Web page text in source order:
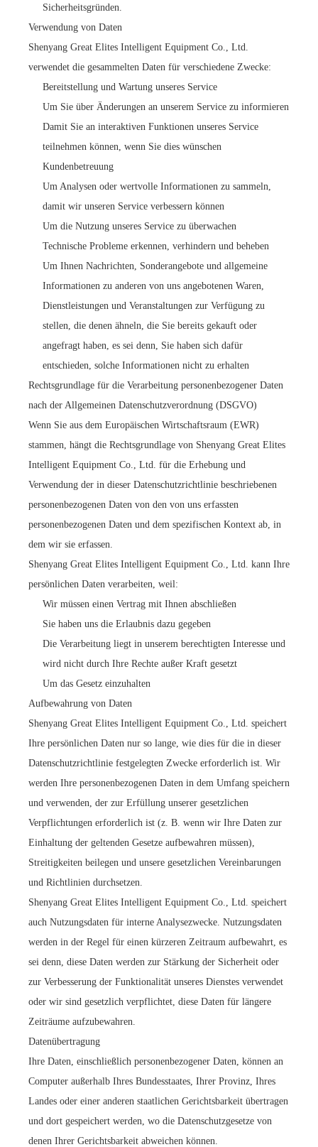
Sicherheitsgründen.
Verwendung von Daten
Shenyang Great Elites Intelligent Equipment Co., Ltd.
verwendet die gesammelten Daten für verschiedene Zwecke:
Bereitstellung und Wartung unseres Service
Um Sie über Änderungen an unserem Service zu informieren
Damit Sie an interaktiven Funktionen unseres Service
teilnehmen können, wenn Sie dies wünschen
Kundenbetreuung
Um Analysen oder wertvolle Informationen zu sammeln,
damit wir unseren Service verbessern können
Um die Nutzung unseres Service zu überwachen
Technische Probleme erkennen, verhindern und beheben
Um Ihnen Nachrichten, Sonderangebote und allgemeine
Informationen zu anderen von uns angebotenen Waren,
Dienstleistungen und Veranstaltungen zur Verfügung zu
stellen, die denen ähneln, die Sie bereits gekauft oder
angefragt haben, es sei denn, Sie haben sich dafür
entschieden, solche Informationen nicht zu erhalten
Rechtsgrundlage für die Verarbeitung personenbezogener Daten
nach der Allgemeinen Datenschutzverordnung (DSGVO)
Wenn Sie aus dem Europäischen Wirtschaftsraum (EWR)
stammen, hängt die Rechtsgrundlage von Shenyang Great Elites
Intelligent Equipment Co., Ltd. für die Erhebung und
Verwendung der in dieser Datenschutzrichtlinie beschriebenen
personenbezogenen Daten von den von uns erfassten
personenbezogenen Daten und dem spezifischen Kontext ab, in
dem wir sie erfassen.
Shenyang Great Elites Intelligent Equipment Co., Ltd. kann Ihre
persönlichen Daten verarbeiten, weil:
Wir müssen einen Vertrag mit Ihnen abschließen
Sie haben uns die Erlaubnis dazu gegeben
Die Verarbeitung liegt in unserem berechtigten Interesse und
wird nicht durch Ihre Rechte außer Kraft gesetzt
Um das Gesetz einzuhalten
Aufbewahrung von Daten
Shenyang Great Elites Intelligent Equipment Co., Ltd. speichert
Ihre persönlichen Daten nur so lange, wie dies für die in dieser
Datenschutzrichtlinie festgelegten Zwecke erforderlich ist. Wir
werden Ihre personenbezogenen Daten in dem Umfang speichern
und verwenden, der zur Erfüllung unserer gesetzlichen
Verpflichtungen erforderlich ist (z. B. wenn wir Ihre Daten zur
Einhaltung der geltenden Gesetze aufbewahren müssen),
Streitigkeiten beilegen und unsere gesetzlichen Vereinbarungen
und Richtlinien durchsetzen.
Shenyang Great Elites Intelligent Equipment Co., Ltd. speichert
auch Nutzungsdaten für interne Analysezwecke. Nutzungsdaten
werden in der Regel für einen kürzeren Zeitraum aufbewahrt, es
sei denn, diese Daten werden zur Stärkung der Sicherheit oder
zur Verbesserung der Funktionalität unseres Dienstes verwendet
oder wir sind gesetzlich verpflichtet, diese Daten für längere
Zeiträume aufzubewahren.
Datenübertragung
Ihre Daten, einschließlich personenbezogener Daten, können an
Computer außerhalb Ihres Bundesstaates, Ihrer Provinz, Ihres
Landes oder einer anderen staatlichen Gerichtsbarkeit übertragen
und dort gespeichert werden, wo die Datenschutzgesetze von
denen Ihrer Gerichtsbarkeit abweichen können.